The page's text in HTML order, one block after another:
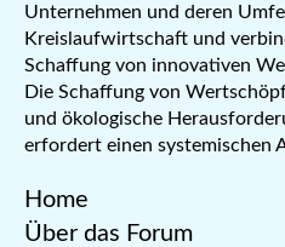
Unternehmen und deren
Kreislaufwirtschaft und
Schaffung von innovativen
Die Schaffung von
und ökologische
erfordert einen systemischen
Home
Über das Forum